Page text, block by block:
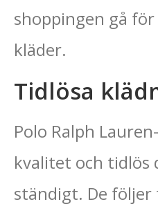
shoppingen gå
kläder.
Tidlösa
Polo Ralph
kvalitet och tidlös
ständigt. De